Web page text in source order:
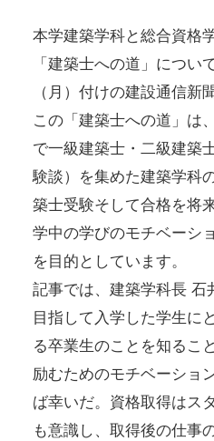
本学建築学科と総合資格
「建築士への道」につい
（月）付けの建設通信新
この「建築士への道」は
で一級建築士・二級建築
験談）を集めた建築学科
築士受験そして合格を将
学中の学びのモチベーシ
を目的としています。
記事では、建築学科長 石
目指して入学した学生に
る卒業生のことを知るこ
励むためのモチベーショ
ば幸いだ。資格取得はス
も意識し、取得後の仕事